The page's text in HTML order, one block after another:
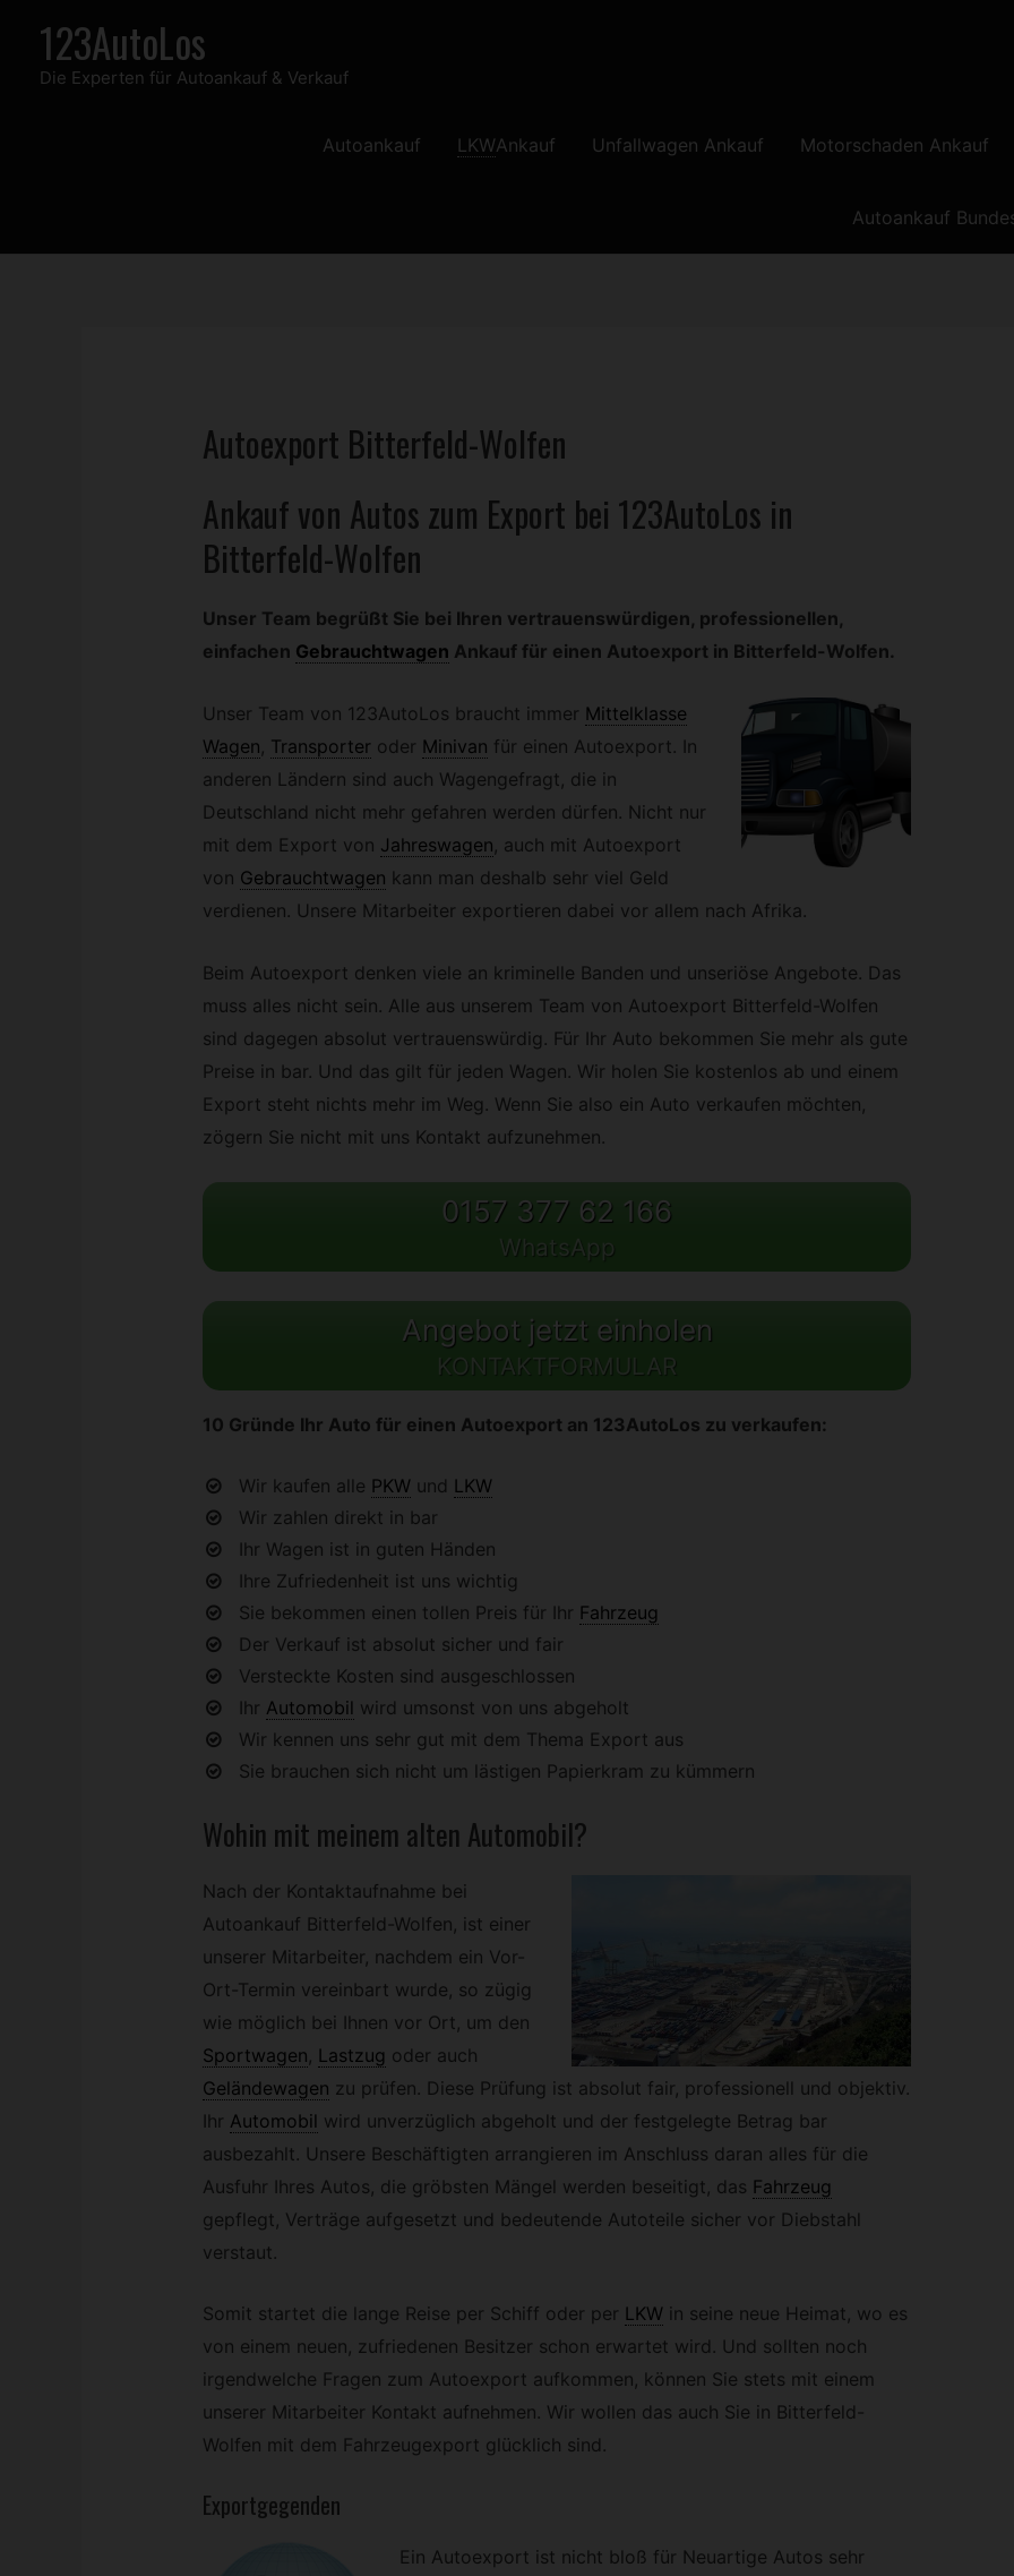
springen
123AutoLos
Die Experten für Autoankauf & Verkauf
Autoankauf LKWAnkauf Unfallwagen Ankauf Motorschaden Ankauf
Autoankauf
Autoexport Bitterfeld-Wolfen
Ankauf von Autos zum Export bei 123AutoLos in
Bitterfeld-Wolfen
Unser Team begrüßt Sie bei Ihren vertrauenswürdigen, professionellen,
einfachen Gebrauchtwagen Ankauf für einen Autoexport in Bitterfeld-Wolfen.
Unser Team von 123AutoLos braucht immer Mittelklasse
Wagen, Transporter oder Minivan für einen Autoexport. In
anderen Ländern sind auch Wagengefragt, die in
Deutschland nicht mehr gefahren werden dürfen. Nicht nur
mit dem Export von Jahreswagen, auch mit Autoexport
von Gebrauchtwagen kann man deshalb sehr viel Geld
verdienen. Unsere Mitarbeiter exportieren dabei vor allem nach Afrika.
Beim Autoexport denken viele an kriminelle Banden und unseriöse Angebote. Das
muss alles nicht sein. Alle aus unserem Team von Autoexport Bitterfeld-Wolfen
sind dagegen absolut vertrauenswürdig. Für Ihr Auto bekommen Sie mehr als gute
Preise in bar. Und das gilt für jeden Wagen. Wir holen Sie kostenlos ab und einem
Export steht nichts mehr im Weg. Wenn Sie also ein Auto verkaufen möchten,
zögern Sie nicht mit uns Kontakt aufzunehmen.
0157 377 62 166
WhatsApp
Angebot jetzt einholen
KONTAKTFORMULAR
10 Gründe Ihr Auto für einen Autoexport an 123AutoLos zu verkaufen:
Wir kaufen alle PKW und LKW
Wir zahlen direkt in bar
Ihr Wagen ist in guten Händen
Ihre Zufriedenheit ist uns wichtig
Sie bekommen einen tollen Preis für Ihr Fahrzeug
Der Verkauf ist absolut sicher und fair
Versteckte Kosten sind ausgeschlossen
Ihr Automobil wird umsonst von uns abgeholt
Wir kennen uns sehr gut mit dem Thema Export aus
Sie brauchen sich nicht um lästigen Papierkram zu kümmern
Wohin mit meinem alten Automobil?
Nach der Kontaktaufnahme bei
Autoankauf Bitterfeld-Wolfen, ist einer
unserer Mitarbeiter, nachdem ein Vor-
Ort-Termin vereinbart wurde, so zügig
wie möglich bei Ihnen vor Ort, um den
Sportwagen Lastzug oder auch
Geländewagen zu prüfen. Diese Prüfung ist absolut fair, professionell und objektiv.
Ihr Automobil wird unverzüglich abgeholt und der festgelegte Betrag bar
ausbezahlt. Unsere Beschäftigten arrangieren im Anschluss daran alles für die
Ausfuhr Ihres Autos, die gröbsten Mängel werden beseitigt, das Fahrzeug
gepflegt, Verträge aufgesetzt und bedeutende Autoteile sicher vor Diebstahl
verstaut.
Somit startet die lange Reise per Schiff oder per LKW in seine neue Heimat, wo es
von einem neuen, zufriedenen Besitzer schon erwartet wird. Und sollten noch
irgendwelche Fragen zum Autoexport aufkommen, können Sie stets mit einem
unserer Mitarbeiter Kontakt aufnehmen. Wir wollen das auch Sie in Bitterfeld-
Wolfen mit dem Fahrzeugexport glücklich sind.
Exportgegenden
Ein Autoexport ist nicht bloß für Neuartige Autos sehr